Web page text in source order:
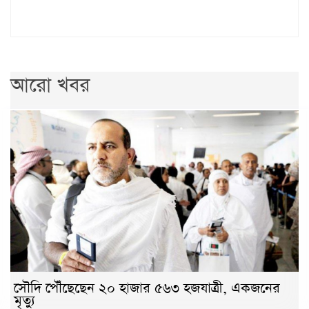
আরো খবর
সৌদি পৌঁছেছেন ২০ হাজার ৫৬৩ হজযাত্রী, একজনের
মৃত্যু